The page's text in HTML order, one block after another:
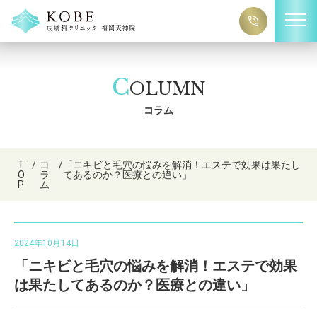
COLUMN
コラム
T
O
P
/ コ
ラ
ム
/ 「ニキビと毛穴の悩みを解消！エステで効果は果たし
てあるのか？医療との違い」
2024年10月14日
「ニキビと毛穴の悩みを解消！エステで効果
は果たしてあるのか？医療との違い」